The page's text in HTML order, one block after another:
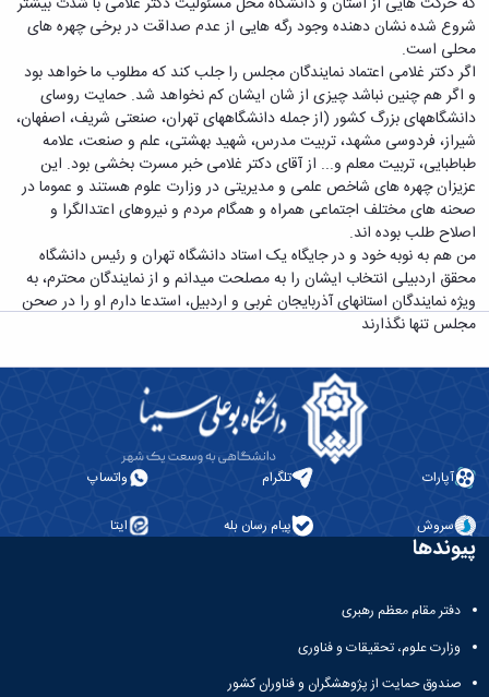
نهاد
نمایندگی
مقام
معظم
رهبری
تماس
با
دانشگاه
روابط
عمومی
آدرس
دانشکده‌ها
شماره
تلفن‌ها
کاربردی
و
الکترونیکی
آموزش
کارکنان
سایر
تقویم
آموزشی
نظامنامه
اخلاق
آموزش
دانش‌آموختگان
آزمایشگاه
مواد
آزمایشگاه
باستان
شناسی
آزمایشگاه
هوش
ربات
و
بینایی
آزمایشگاه
ژئوماتیک
پژوهش
کتابخانه
مرکزی
و
و
علم
سنجی
دانشگاه
کتب
مجلات
تویسرکان
مدیریت
و
حسابداری
رزن
صنایع
غذایی
بهار
مجتمع
آموزش
عالی
فاطمیه
نهاوند
(ویژه
برنامه
استخر
زمین
چمن
سالن‌های
ورزشی
تفریحی-
سیاحتی
باغ
دانشگاه
موزه
تاریخ
طبیعی
حمایت
های
مردمی
دانشگاه
(محمد)
شروع شده نشان دهنده وجود رگه هایی از عدم صداقت در برخی چهره های
محلی است.
اگر دکتر غلامی اعتماد نمایندگان مجلس را جلب کند که مطلوب ما خواهد بود
و اگر هم چنین نباشد چیزی از شان ایشان کم نخواهد شد. حمایت روسای
دانشگاههای بزرگ کشور (از جمله دانشگاههای تهران، صنعتی شریف، اصفهان،
شیراز، فردوسی مشهد، تربیت مدرس، شهید بهشتی، علم و صنعت، علامه
طباطبایی، تربیت معلم و... از آقای دکتر غلامی خبر مسرت بخشی بود. این
عزیزان چهره های شاخص علمی و مدیریتی در وزارت علوم هستند و عموما در
صحنه های مختلف اجتماعی همراه و همگام مردم و نیروهای اعتدالگرا و
اصلاح طلب بوده اند.
من هم به نوبه خود و در جایگاه یک استاد دانشگاه تهران و رئیس دانشگاه
محقق اردبیلی انتخاب ایشان را به مصلحت میدانم و از نمایندگان محترم، به
ویژه نمایندگان استانهای آذربایجان غربی و اردبیل، استدعا دارم او را در صحن
مجلس تنها نگذارند
آپارات تلگرام واتساپ
سروش پیام رسان بله ایتا
پیوندها
دفتر مقام معظم رهبری
وزارت علوم، تحقیقات و فناوری
صندوق حمایت از پژوهشگران و فناوران کشور